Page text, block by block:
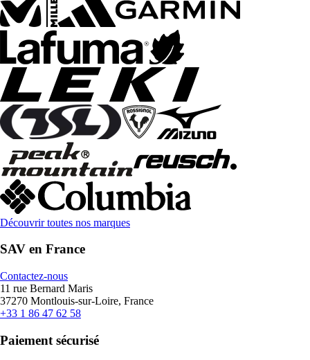
Découvrir toutes nos marques
SAV en France
Contactez-nous
11 rue Bernard Maris
37270 Montlouis-sur-Loire, France
+33 1 86 47 62 58
Paiement sécurisé